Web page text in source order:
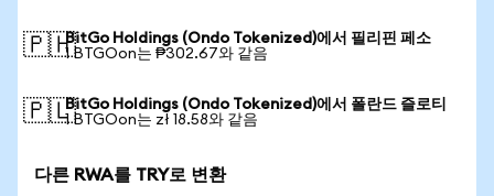
🇵🇭BitGo Holdings (Ondo Tokenized)에서 필리핀 페소
1 BTGOon는 ₱302.67와 같음
🇵🇱BitGo Holdings (Ondo Tokenized)에서 폴란드 즐로티
1 BTGOon는 zł 18.58와 같음
다른 RWA를 TRY로 변환